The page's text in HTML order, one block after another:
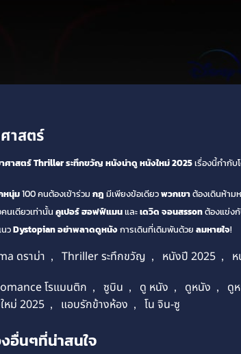
าสตร์
ศาสตร์Thriller ระทึกขวัญ หนังน่าดู หนังใหม่ 2025เรื่องนี้กำกับ
หนุ่ม100 คนต้องเข้าร่วม กฎ มีเพียงข้อเดียวพวกเขาต้องเดินห้าม
นเดียวเท่านั้น คูเปอร์ ฮอฟฟ์แมนและเดวิด จอนสssonต้องแข่ง
วDystopianอย่าพลาดดูหนังการเดินที่เดิมพันด้วย ลมหายใจ!
ดราม่า , Thriller ระทึกขวัญ , หนังปี 2025 ,
โรแมนติก , ซูบิน , ดู หนัง , ดูหนัง , ดู
หม่ 2025 , แอบรักข้างห้อง , โน จิน-ซู
งอื่นๆที่น่าสนใจ